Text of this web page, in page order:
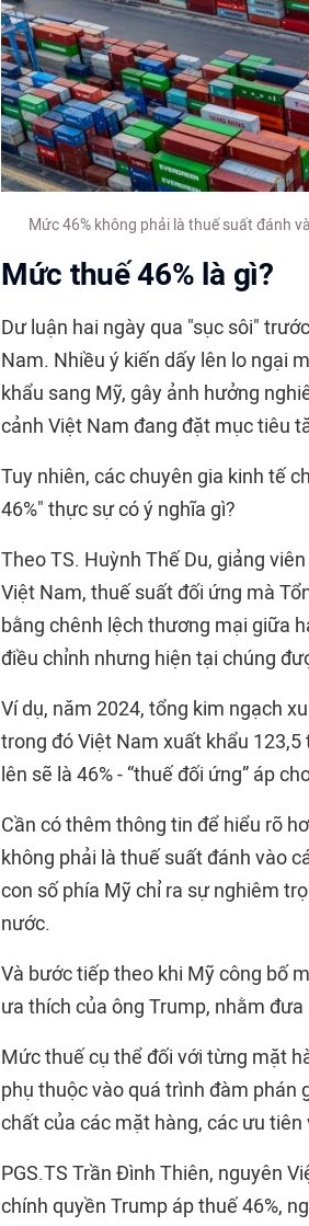
Mức 46% không phải là thuế suất đánh
Mức thuế 46% là gì?
Dư luận hai ngày qua "sục sôi"
Nam. Nhiều ý kiến dấy lên lo ngại
khẩu sang Mỹ, gây ảnh hưởng
cảnh Việt Nam đang đặt mục tiêu
Tuy nhiên, các chuyên gia kinh tế
46%" thực sự có ý nghĩa gì?
Theo TS. Huỳnh Thế Du, giảng
Việt Nam, thuế suất đối ứng mà
bằng chênh lệch thương mại giữa
điều chỉnh nhưng hiện tại chúng
Ví dụ, năm 2024, tổng kim ngạch
trong đó Việt Nam xuất khẩu 123,5
lên sẽ là 46% - “thuế đối ứng” áp
Cần có thêm thông tin để hiểu rõ
không phải là thuế suất đánh vào
con số phía Mỹ chỉ ra sự nghiêm
nước.
Và bước tiếp theo khi Mỹ công bố
ưa thích của ông Trump, nhằm
Mức thuế cụ thể đối với từng mặt
phụ thuộc vào quá trình đàm phán
chất của các mặt hàng, các ưu tiên
PGS.TS Trần Đình Thiên, nguyên
chính quyền Trump áp thuế 46%,